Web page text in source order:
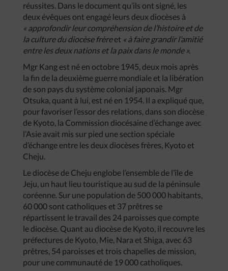
réussites. Dans le document qu’ils ont signé, les
deux évêques ont engagé leurs deux diocèses à
« approfondir leur compréhension de l’histoire et de
la culture du diocèse frèreet « à faire grandir l’amitié
entre les deux nations et la paix dans le monde ».
Mgr Kang est né en octobre 1945, deux mois après
la fin de la deuxième guerre mondiale et la libération
de son pays du système colonial japonais. Mgr
Otsuka, quant à lui, est né en 1954. Il a expliqué que,
pour favoriser l’essor des relations, dans son diocèse
de Kyoto, la Commission diocésaine d’échange avec
l’Asie avait mis sur pied une section spéciale
d’échange entre les deux diocèses frères, Kyoto et
Cheju.
Le diocèse de Cheju englobe l’ensemble de l’île de
Jeju, un haut lieu touristique au sud de la péninsule
coréenne. Sur une population de 500 000 habitants,
60 000 sont catholiques et 37 prêtres se
répartissent le travail des 24 paroisses que compte
le diocèse. Quant au diocèse de Kyoto, il recouvre les
préfectures de Kyoto, Mie, Nara et Shiga, avec 63
prêtres, 54 paroisses et trois chapelles de mission,
pour une communauté de 19 000 catholiques.